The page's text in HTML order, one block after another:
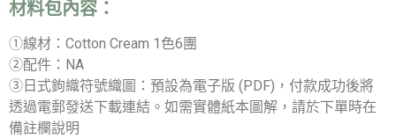
材料包內容：
①線材：Cotton Cream 1色6團
②配件：NA
③日式鉤織符號織圖：預設為電子版 (PDF)，付款成功後將
透過電郵發送下載連結。如需實體紙本圖解，請於下單時在
備註欄說明